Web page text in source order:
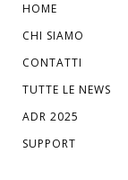
HOME
CHI SIAMO
CONTATTI
TUTTE LE NEWS
ADR 2025
SUPPORT